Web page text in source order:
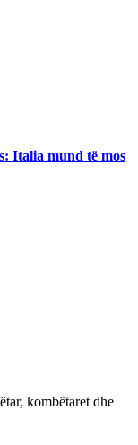
Italia mund të mos
kombëtaret dhe